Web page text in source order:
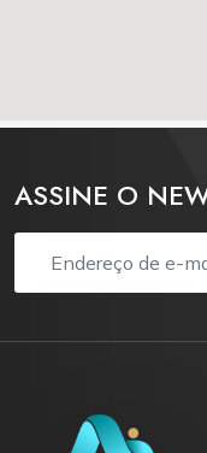
ASSINE O